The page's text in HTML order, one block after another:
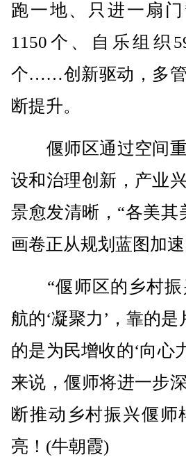
跑一地、只进一扇
1150个、自乐组织
个……创新驱动，多
断提升。
偃师区通过空间重
设和治理创新，产业
景愈发清晰，“各美其
画卷正从规划蓝图加速
“偃师区的乡村振
航的‘凝聚力’，靠的
的是为民增收的‘向心
来说，偃师将进一步
断推动乡村振兴偃
亮！(牛朝霞)